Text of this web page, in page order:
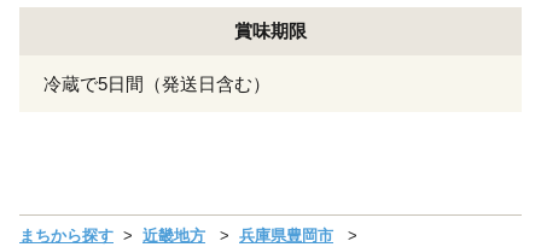
賞味期限
冷蔵で5日間（発送日含む）
まちから探す 近畿地方
兵庫県豊岡市